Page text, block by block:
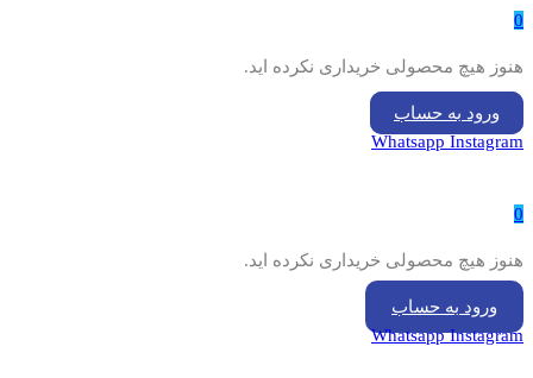
0
هنوز هیچ محصولی خریداری نکرده اید.
ورود به حساب
Whatsapp Instagram
0
هنوز هیچ محصولی خریداری نکرده اید.
ورود به حساب
Whatsapp Instagram